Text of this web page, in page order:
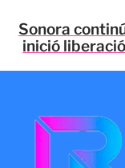
Sonora
inició